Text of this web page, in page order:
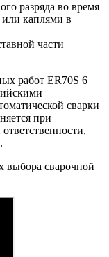
разряда во время
или каплями в
части
работ ER70S 6
сварки
при
выбора сварочной